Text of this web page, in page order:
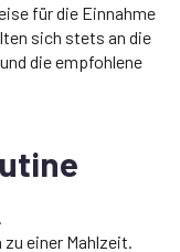
für die Einnahme
sich stets an die
die empfohlene
einer Mahlzeit.